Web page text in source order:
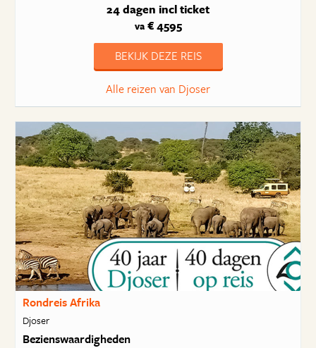
24 dagen incl ticket
va€ 4595
BEKIJK DEZE REIS
Alle reizen van Djoser
Rondreis Afrika
Djoser
Bezienswaardigheden